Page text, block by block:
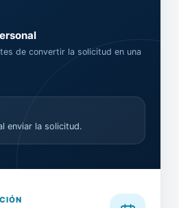
de convertir la solicitud en una
enviar la solicitud.